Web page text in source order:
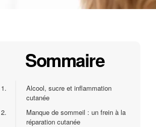
Sommaire
1.
Alcool, sucre et inflammation
cutanée
2.
Manque de sommeil : un frein à la
réparation cutanée